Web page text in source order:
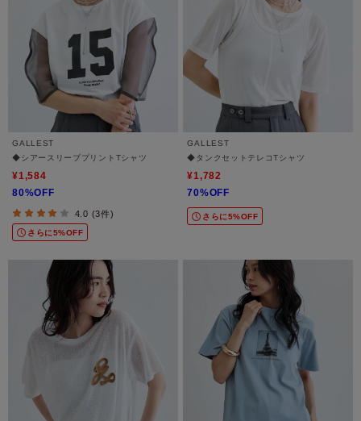
GALLEST
◆シアースリーブプリントTシャツ
¥1,584
80%OFF
4.0 (3件)
さらに5%OFF
GALLEST
◆タンクセットテレコTシャツ
¥1,782
70%OFF
さらに5%OFF